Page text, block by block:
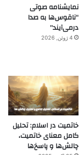
نمایشنامه صوتی
“ناقوس‌ها به صدا
در‌می‌آیند”
4 ژوئن, 2026
خاتمیت در اسلام: تحلیل
کامل معنای خاتمیت،
چالش‌ها و پاسخ‌ها